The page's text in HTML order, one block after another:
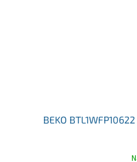
BEKO BTL1WFP10622